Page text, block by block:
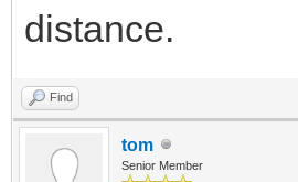
distance.
Find
tom
Senior Member